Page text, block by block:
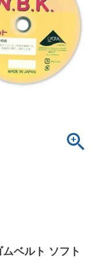
ベルト ソフト